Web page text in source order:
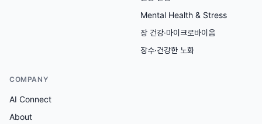
Mental Health & Stress
장 건강·마이크로바이옴
장수·건강한 노화
COMPANY
AI Connect
About